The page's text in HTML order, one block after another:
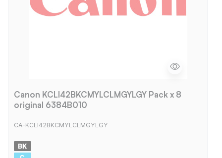
Canon KCLI42BKCMYLCLMGYLGY Pack x 8
original 6384B010
CA-KCLI42BKCMYLCLMGYLGY